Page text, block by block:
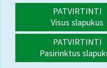
PATVIRTINTI
Visus slapukus
PATVIRTINTI
Pasirinktus